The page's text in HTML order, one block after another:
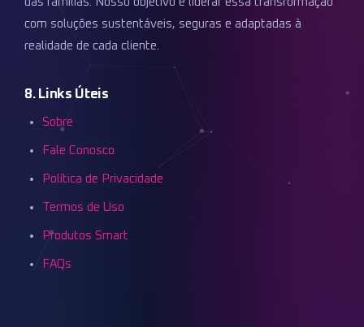
com soluções sustentáveis, seguras e adaptadas à
realidade de cada cliente.
8. Links Úteis
Sobre
Fale Conosco
Política de Privacidade
Termos de Uso
Produtos Smart
FAQs